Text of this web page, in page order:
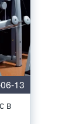
13
в